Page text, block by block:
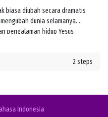
biasa diubah secara dramatis
dunia selamanya.
pengalaman hidup Yesus
Magdalena.
2 steps
Indonesia